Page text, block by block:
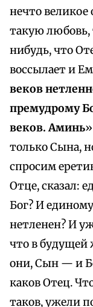
нечто великое
такую любовь,
нибудь, что
воссылает и
веков
премудрому
веков. Аминь
только Сына,
спросим
Отце, сказал:
Бог? И
нетленен? И
что в будущей
они, Сын — и
каков Отец.
таков, ужели